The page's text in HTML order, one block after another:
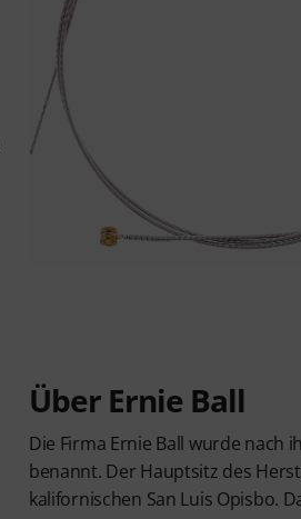
Über Ernie Ball
Die Firma Ernie Ball wurde nach
benannt. Der Hauptsitz des
kalifornischen San Luis Opisbo.